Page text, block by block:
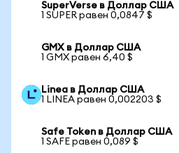
SuperVerse в Доллар США
1 SUPER равен 0,0847 $
GMX в Доллар США
1 GMX равен 6,40 $
Linea в Доллар США
1 LINEA равен 0,002203 $
Safe Token в Доллар США
1 SAFE равен 0,089 $